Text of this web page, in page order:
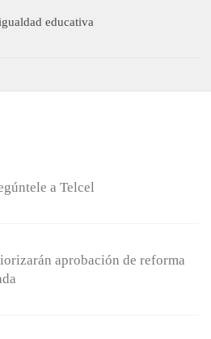
educativa
a Telcel
aprobación de reforma